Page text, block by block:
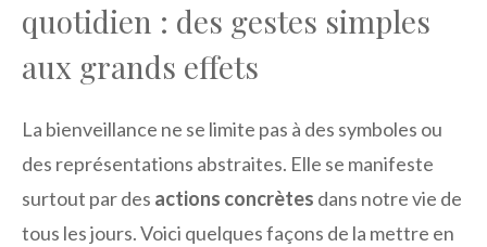
quotidien : des gestes simples
aux grands effets
La bienveillance ne se limite pas à des symboles ou
des représentations abstraites. Elle se manifeste
surtout par des actions concrètes dans notre vie de
tous les jours. Voici quelques façons de la mettre en